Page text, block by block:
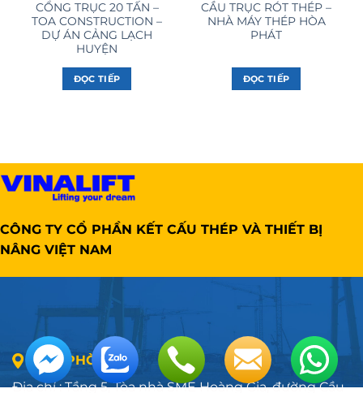
CỔNG TRỤC 20 TẤN –
TOA CONSTRUCTION –
DỰ ÁN CẢNG LẠCH
HUYỆN
ĐỌC TIẾP
CẦU TRỤC RÓT THÉP –
NHÀ MÁY THÉP HÒA
PHÁT
ĐỌC TIẾP
CÔNG TY CỔ PHẦN KẾT CẤU THÉP VÀ THIẾT BỊ
NÂNG VIỆT NAM
VĂN PHÒNG
Địa chỉ : Tầng 5, Tòa nhà SME Hoàng Gia, đường Cầu